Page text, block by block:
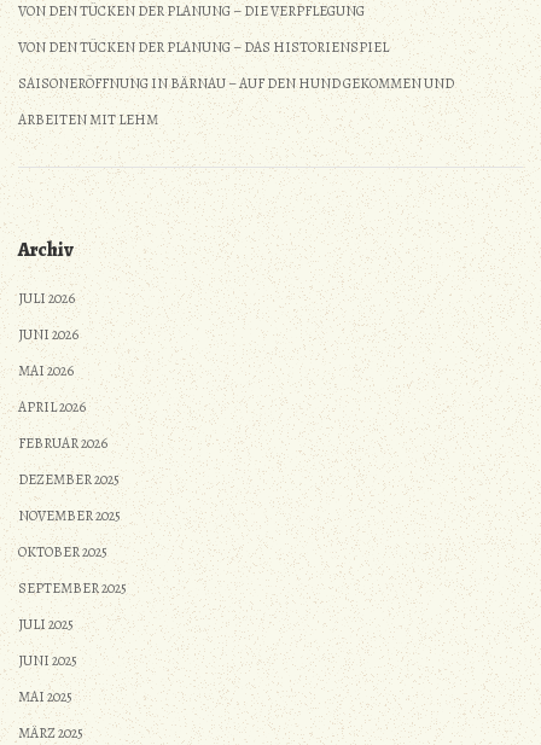
VON DEN TÜCKEN DER PLANUNG – DIE VERPFLEGUNG
VON DEN TÜCKEN DER PLANUNG – DAS HISTORIENSPIEL
SAISONERÖFFNUNG IN BÄRNAU – AUF DEN HUND GEKOMMEN UND
ARBEITEN MIT LEHM
Archiv
JULI 2026
JUNI 2026
MAI 2026
APRIL 2026
FEBRUAR 2026
DEZEMBER 2025
NOVEMBER 2025
OKTOBER 2025
SEPTEMBER 2025
JULI 2025
JUNI 2025
MAI 2025
MÄRZ 2025